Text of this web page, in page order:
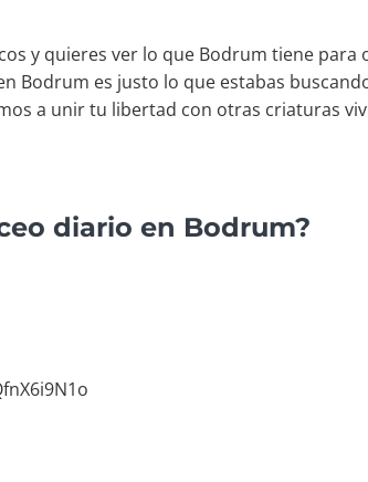
y quieres ver lo que Bodrum tiene para
Bodrum es justo lo que estabas
a unir tu libertad con otras criaturas
diario en Bodrum?